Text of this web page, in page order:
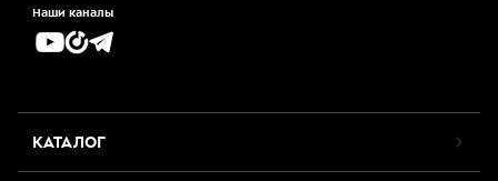
Наши каналы
КАТАЛОГ